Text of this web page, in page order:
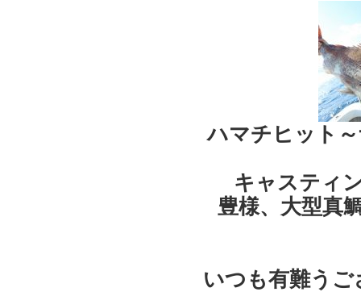
ハマチヒット
キャスティ
豊様、大型真
いつも有難う